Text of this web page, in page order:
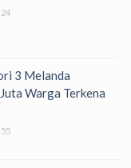
3 Melanda
Warga Terkena